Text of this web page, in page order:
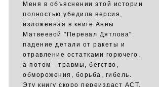
Меня в объяснении этой истории
полностью убедила версия,
изложенная в книге Анны
Матвеевой "Перевал Дятлова":
падение детали от ракеты и
отравление остатками горючего,
а потом - травмы, бегство,
обморожения, борьба, гибель.
Эту книгу скоро переиздаст АСТ.